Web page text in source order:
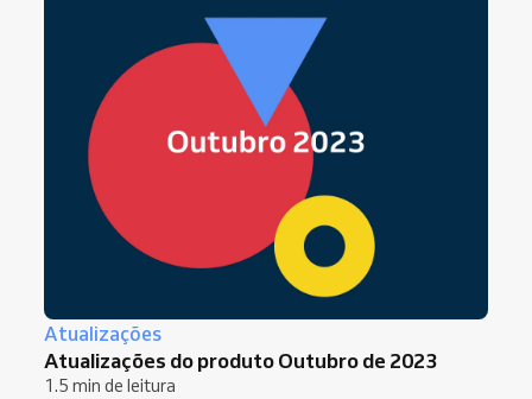
Atualizações
Atualizações do produto Outubro de 2023
1.5 min de leitura